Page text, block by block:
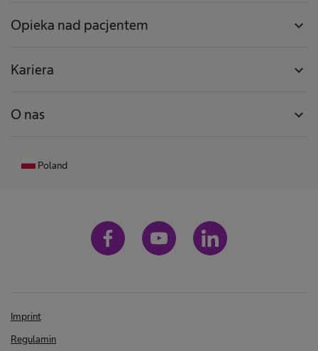
Opieka nad pacjentem expand_more
Kariera expand_more
O nas expand_more
Poland
Imprint
Regulamin